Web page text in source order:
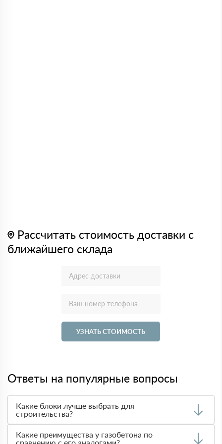
Рассчитать стоимость доставки с
ближайшего склада
УЗНАТЬ СТОИМОСТЬ
Ответы на популярные вопросы
Какие блоки лучше выбрать для
строительства?
теплоизоляции, прочности и стоимости. Чаще всего при
Какие преимущества у газобетона по